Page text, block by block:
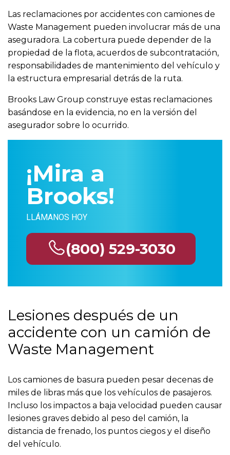
Las reclamaciones por accidentes con camiones de
Waste Management pueden involucrar más de una
aseguradora. La cobertura puede depender de la
propiedad de la flota, acuerdos de subcontratación,
responsabilidades de mantenimiento del vehículo y
la estructura empresarial detrás de la ruta.
Brooks Law Group construye estas reclamaciones
basándose en la evidencia, no en la versión del
asegurador sobre lo ocurrido.
¡Mira a
Brooks!
LLÁMANOS HOY
(800) 529-3030
Lesiones después de un
accidente con un camión de
Waste Management
Los camiones de basura pueden pesar decenas de
miles de libras más que los vehículos de pasajeros.
Incluso los impactos a baja velocidad pueden causar
lesiones graves debido al peso del camión, la
distancia de frenado, los puntos ciegos y el diseño
del vehículo.